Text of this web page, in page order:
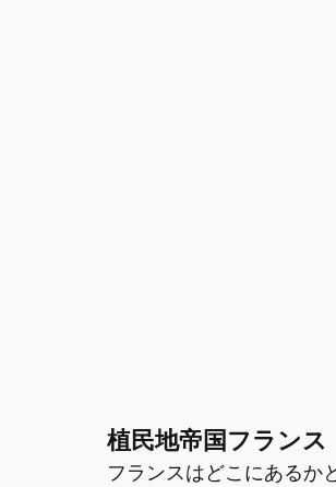
植民地帝国フランス
フランスはどこにあるか